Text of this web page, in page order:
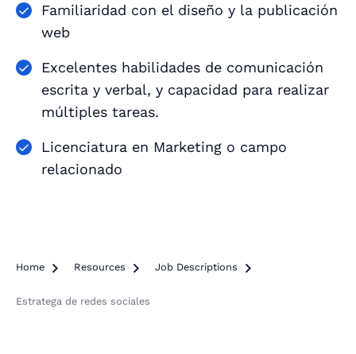
Familiaridad con el diseño y la publicación
web
Excelentes habilidades de comunicación
escrita y verbal, y capacidad para realizar
múltiples tareas.
Licenciatura en Marketing o campo
relacionado
Home  Resources  Job Descriptions 
Estratega de redes sociales